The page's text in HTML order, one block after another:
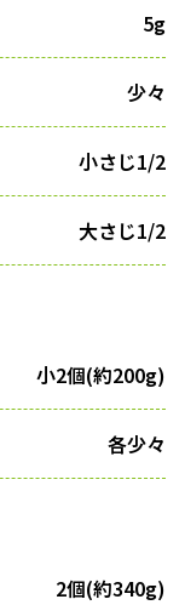
5g
少々
小さじ1/2
大さじ1/2
小2個(約200g)
各少々
2個(約340g)